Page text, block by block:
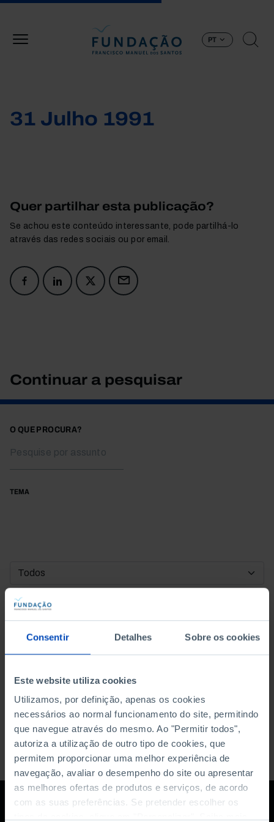
Consentir Detalhes Sobre os cookies
Este website utiliza cookies
Utilizamos, por definição, apenas os cookies
necessários ao normal funcionamento do site, permitindo
que navegue através do mesmo. Ao "Permitir todos",
autoriza a utilização de outro tipo de cookies, que
permitem proporcionar uma melhor experiência de
navegação, avaliar o desempenho do site ou apresentar
as melhores ofertas de produtos e serviços, de acordo
com as suas preferências. Se pretender escolher os
PT
31 Julho 1991
Quer partilhar esta publicação?
Se achou este conteúdo interessante, pode partilhá-lo
através das redes sociais ou por email.
Continuar a pesquisar
O QUE PROCURA?
TEMA
DATA DE INÍCIO
DATA DE FIM